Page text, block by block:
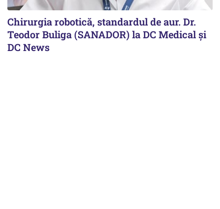
Chirurgia robotică, standardul de aur. Dr.
Teodor Buliga (SANADOR) la DC Medical și
DC News